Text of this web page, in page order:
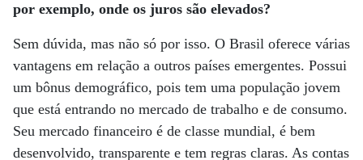
por exemplo, onde os juros são elevados?
Sem dúvida, mas não só por isso. O Brasil oferece várias
vantagens em relação a outros países emergentes. Possui
um bônus demográfico, pois tem uma população jovem
que está entrando no mercado de trabalho e de consumo.
Seu mercado financeiro é de classe mundial, é bem
desenvolvido, transparente e tem regras claras. As contas